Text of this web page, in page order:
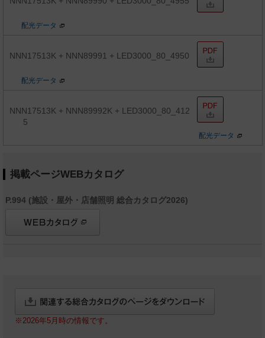
配光データ
NNN17513K + NNN89991 + LED3000_80_4950
配光データ
NNN17513K + NNN89992K + LED3000_80_412
5
配光データ
掲載ページWEBカタログ
P.994 (施設・屋外・店舗照明 総合カタログ2026)
※2026年5月時の情報です。